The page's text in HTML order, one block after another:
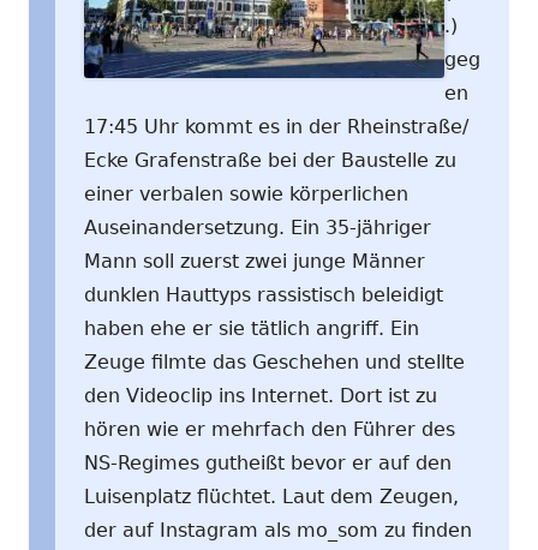
.)
geg
en
17:45 Uhr kommt es in der Rheinstraße/
Ecke Grafenstraße bei der Baustelle zu
einer verbalen sowie körperlichen
Auseinandersetzung. Ein 35-jähriger
Mann soll zuerst zwei junge Männer
dunklen Hauttyps rassistisch beleidigt
haben ehe er sie tätlich angriff. Ein
Zeuge filmte das Geschehen und stellte
den Videoclip ins Internet. Dort ist zu
hören wie er mehrfach den Führer des
NS-Regimes gutheißt bevor er auf den
Luisenplatz flüchtet. Laut dem Zeugen,
der auf Instagram als mo_som zu finden